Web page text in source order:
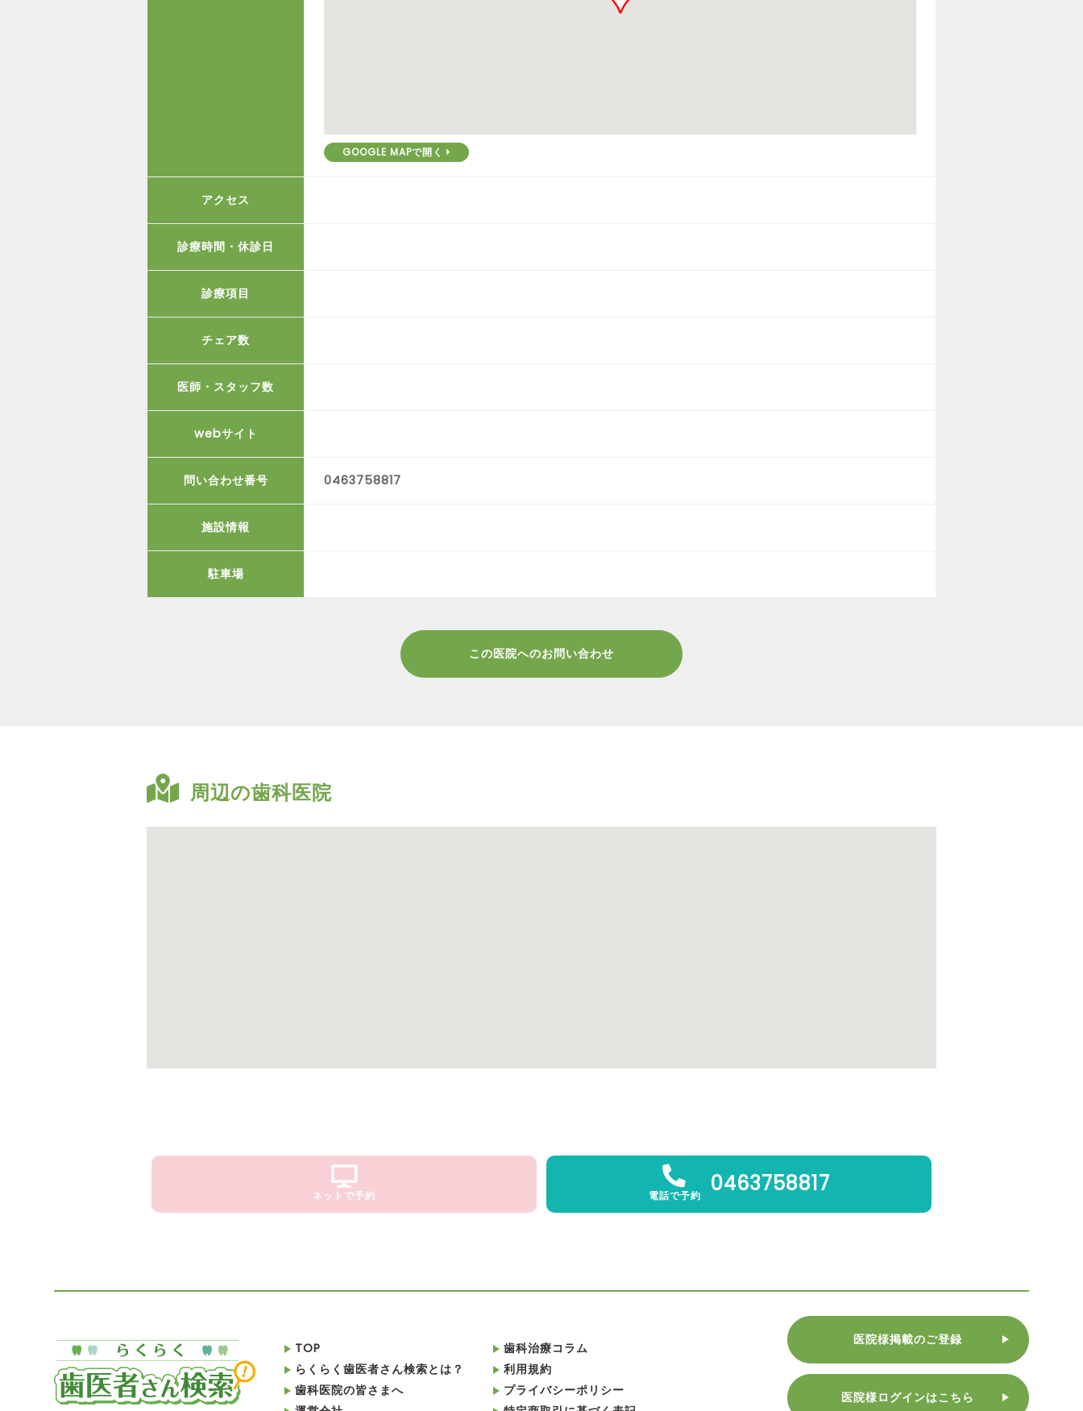
GOOGLE MAPで開く
アクセス
診療時間・休診日
診療項目
チェア数
医師・スタッフ数
webサイト
問い合わせ番号 0463758817
施設情報
駐車場
この医院へのお問い合わせ
周辺の歯科医院
ネットで予約 電話で予約 0463758817
TOP
らくらく歯医者さん検索とは？
歯科医院の皆さまへ
歯科治療コラム
利用規約
プライバシーポリシー
医院様掲載のご登録
医院様ログインはこちら